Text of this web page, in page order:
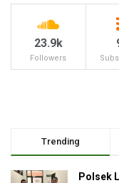
23.9k
Followers
Trending
Polsek